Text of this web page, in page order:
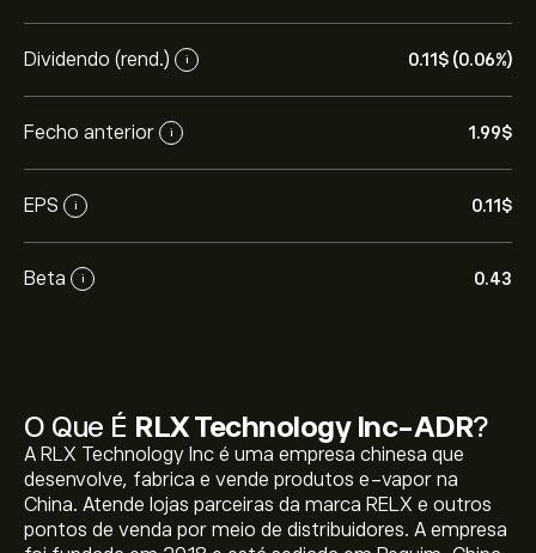
Dividendo (rend.) i 0.11‎$‎ (0.06%)
Fecho anterior i 1.99‎$‎
EPS i 0.11‎$‎
Beta i 0.43
O Que É RLX Technology Inc-ADR?
A RLX Technology Inc é uma empresa chinesa que
desenvolve, fabrica e vende produtos e-vapor na
China. Atende lojas parceiras da marca RELX e outros
pontos de venda por meio de distribuidores. A empresa